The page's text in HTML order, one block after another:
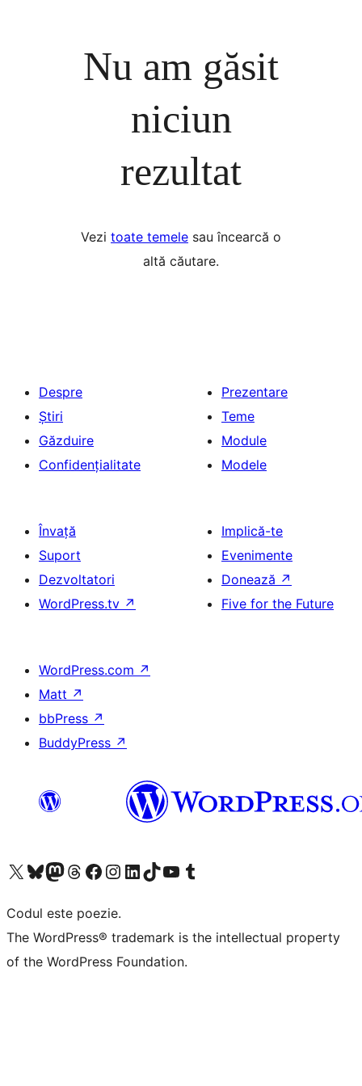
Nu am găsit
niciun
rezultat
Vezi toate temele sau încearcă o
altă căutare.
Despre
Știri
Găzduire
Confidențialitate
Prezentare
Teme
Module
Modele
Învață
Suport
Dezvoltatori
WordPress.tv ↗
Implică-te
Evenimente
Donează ↗
Five for the Future
WordPress.com ↗
Matt ↗
bbPress ↗
BuddyPress ↗
Mergi la contul nostru X (fost Twitter)
Vizitează contul nostru Bluesky
Vizitează contul nostru Mastodon
Vizitează contul nostru Threads
Vizitează pagina noastră Facebook
Vizitează-ne pe Instagram
Vizitează-ne pe LinkedIn
Vizitează contul nostru TikTok
Vizitează canalul nostru YouTube
Vizitează contul nostru Tumblr
Codul este poezie.
The WordPress® trademark is the intellectual property
of the WordPress Foundation.